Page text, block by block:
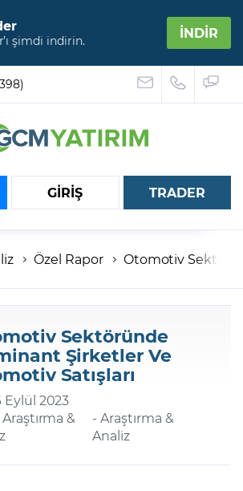
şimdi indirin. İNDİR
GİRİŞ TRADER
Özel Rapor Otomotiv
Sektöründe
Şirketler Ve
Satışları
Eylül 2023
&
- Araştırma &
Analiz